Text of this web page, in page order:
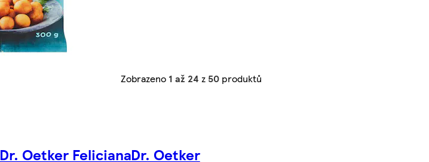
Zobrazeno 1 až 24 z 50 produktů
Dr. Oetker FelicianaDr. Oetker